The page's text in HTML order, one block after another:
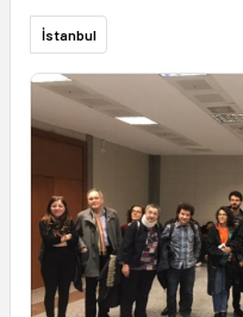
İstanbul